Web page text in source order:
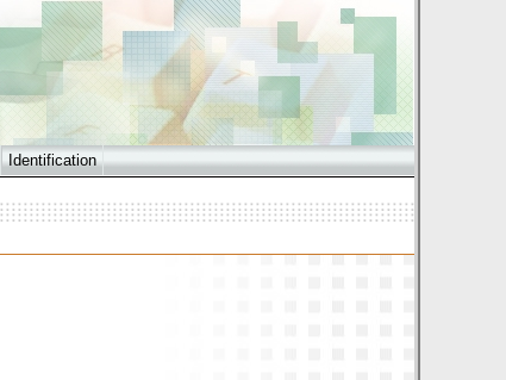
Identification